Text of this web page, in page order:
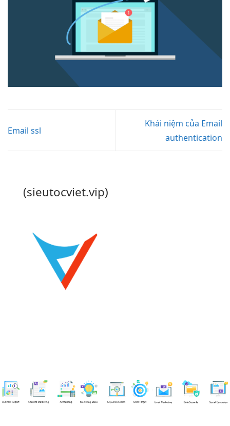
Email ssl
Khái niệm của Email
authentication
(sieutocviet.vip)